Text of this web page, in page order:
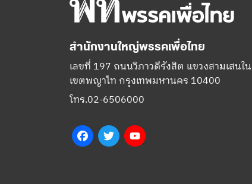
สำนักงานใหญ่พรรคเพื่อไทย
เลขที่ 197 ถนนวิภาวดีรังสิต แขวงสามเสนใน
เขตพญาไท กรุงเทพมหานคร 10400
โทร.02-6506000
FacebookTwitter